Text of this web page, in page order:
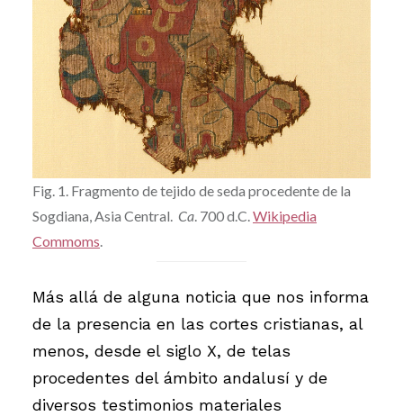
Fig. 1. Fragmento de tejido de seda procedente de la
Sogdiana, Asia Central. Ca. 700 d.C.Wikipedia
Commoms.
Más allá de alguna noticia que nos informa
de la presencia en las cortes cristianas, al
menos, desde el siglo X, de telas
procedentes del ámbito andalusí y de
diversos testimonios materiales